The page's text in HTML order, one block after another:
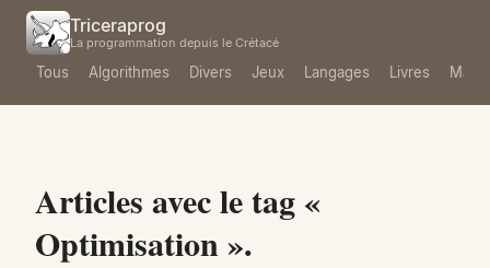
Triceraprog
La programmation depuis le Crétacé
Tous Algorithmes Divers Jeux Langages Livres
Articles avec le tag «
Optimisation ».